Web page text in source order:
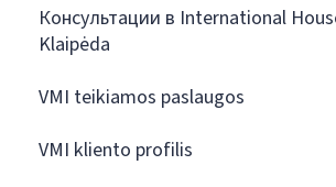
Консультации в International
Klaipėda
VMI teikiamos paslaugos
VMI kliento profilis